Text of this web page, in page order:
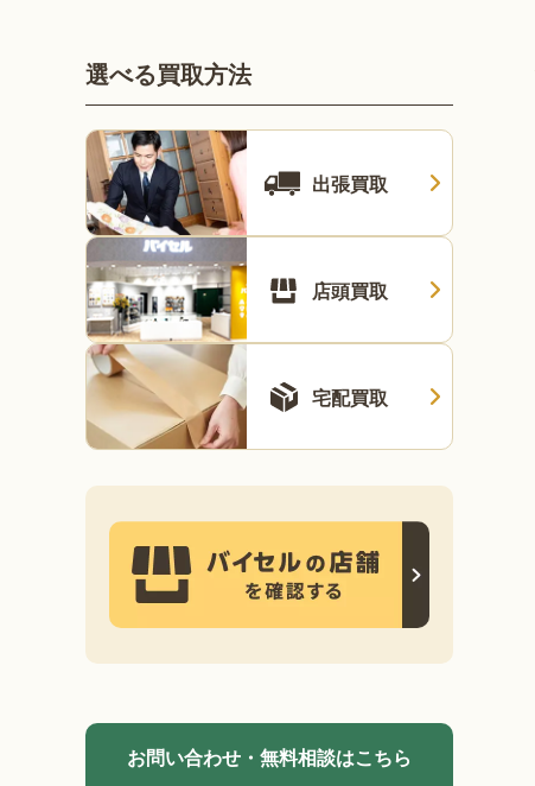
選べる買取方法
出張買取
店頭買取
宅配買取
お問い合わせ・無料相談はこちら